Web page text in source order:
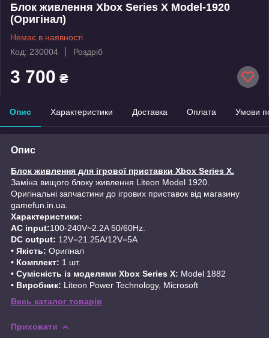
Блок живлення Xbox Series X Model-1920
(Оригінал)
Немає в наявності
Код: 230004
Роздріб
3 700 ₴
Опис Характеристики Доставка Оплата Умови
Опис
Блок живлення для ігрової приставки Xbox Series X.
Заміна вищого блоку живлення Liteon Model 1920.
Оригінальні запчастини до ігрових приставок від магазину
gamefun.in.ua.
Характеристики:
AC input:100-240V~2.2A 50/60Hz.
DC output: 12V=21.25A/12V=5A
• Якість: Оригінал
• Комплект: 1 шт.
• Сумісність із моделями Xbox Series X: Model 1882
• Виробник: Liteon Power Technology, Microsoft
Весь каталог товарів
Приховати